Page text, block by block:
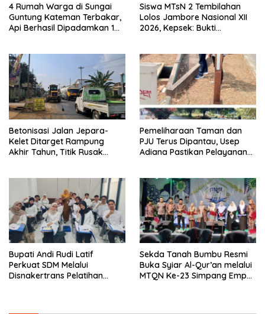
4 Rumah Warga di Sungai
Guntung Kateman Terbakar,
Api Berhasil Dipadamkan 1
Siswa MTsN 2 Tembilahan
Lolos Jambore Nasional XII
2026, Kepsek: Bukti
Betonisasi Jalan Jepara-
Kelet Ditarget Rampung
Akhir Tahun, Titik Rusak
Pemeliharaan Taman dan
PJU Terus Dipantau, Usep
Adiana Pastikan Pelayanan
Bupati Andi Rudi Latif
Perkuat SDM Melalui
Disnakertrans Pelatihan
Sekda Tanah Bumbu Resmi
Buka Syiar Al-Qur’an melalui
MTQN Ke-23 Simpang Empat